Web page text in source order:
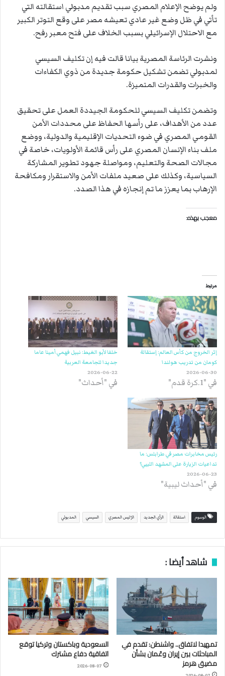
ولم يوضح الإعلام المصري سبب تقديم مدبولي استقالته التي
تأتي في ظل وضع غير عادي تعيشه مصر على وقع التوتر الكبير
مع الاحتلال الإسرائيلي بسبب الخلاف على فتح معبر رفح.
ونشرت الرئاسة المصرية بيانا قالت فيه إن تكليف السيسي
لمدبولي تضمن تشكيل حكومة جديدة من ذوي الكفاءات
والخبرات والقدرات المتميزة.
وتضمن تكليف السيسي للحكومة الجيددة العمل على تحقيق
عدد من الأهداف، على رأسها الحفاظ على محددات الأمن
القومي المصري في ضوء التحديات الإقليمية والدولية، ووضع
ملف بناء الإنسان المصري على رأس قائمة الأولويات، خاصة في
مجالات الصحة والتعليم، ومواصلة جهود تطوير المشاركة
السياسية، وكذلك على صعيد ملفات الأمن والاستقرار ومكافحة
الإرهاب بما يعزز ما تم إنجازه في هذا الصدد.
معجب بهذه:
مرتبط
إثر الخروج من كأس العالم: إستقالة
كومان من تدريب هولندا
2026-06-30
في "1.كرة قدم"
خلفا لأبو الغيط: نبيل فهمي أمينا عاما
جديدا للجامعة العربية
2026-06-22
في "أحداث"
رئيس مخابرات مصر في طرابلس: ما
تداعيات الزيارة على المشهد الليبي؟
2026-06-23
في "أحداث ليبية"
الوسوم استقالة الرأي الجديد الرّئيس المصري السيسي المدبولي
شاهد أيضا :
تمهيدا لاتفاق.. واشنطن: تقدم في
المباحثات بين إيران وعُمان بشأن
مضيق هرمز
السعودية وباكستان وتركيا توقع
اتفاقية دفاع مشترك
2026-08-07